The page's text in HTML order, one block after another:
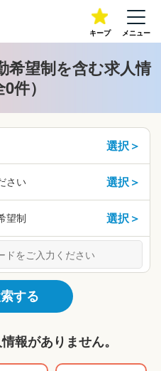
キープ メニュー
希望制を含む求人情
件）
選択＞
さい 選択＞
望制 選択＞
する
報がありません。